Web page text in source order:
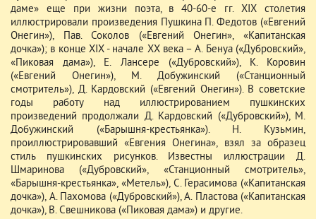
даме» еще при жизни поэта, в 40-60-е гг. XIX столетия
иллюстрировали произведения Пушкина П. Федотов («Евгений
Онегин»), Пав. Соколов («Евгений Онегин», «Капитанская
дочка»); в конце XIX - начале XX века – A. Бенуа («Дубровский»,
«Пиковая дама»), Е. Лансере («Дубровский»), К. Коровин
(«Евгений Онегин»), М. Добужинский («Станционный
смотритель»), Д. Кардовский («Евгений Онегин»). В советские
годы работу над иллюстрированием пушкинских
произведений продолжали Д. Кардовский («Дубровский»), М.
Добужинский («Барышня-крестьянка»). Н. Кузьмин,
проиллюстрировавший «Евгения Онегина», взял за образец
стиль пушкинских рисунков. Известны иллюстрации Д.
Шмаринова («Дубровский», «Станционный смотритель»,
«Барышня-крестьянка», «Метель»), С. Герасимова («Капитанская
дочка»), А. Пахомова («Дубровский»), А. Пластова («Капитанская
дочка»), B. Свешникова («Пиковая дама») и другие.